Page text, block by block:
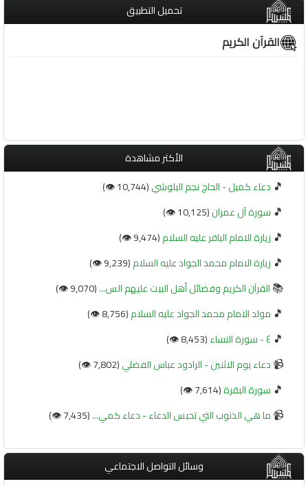
تحميل التطبيق
القرآن الكريم
الأكثر مشاهدة
🎵 دعاء كميل - الحاج نجم البلوشي(10,744 👁️)
🎵 سورة آل عمران(10,125 👁️)
🎵 زيارة الامام الباقر عليه السلام(9,474 👁️)
🎵 زيارة الامام محمد الجواد عليه السلام(9,239 👁️)
📚القرآن الكريم وفضائل أهل البيت عليهم الس...(9,070 👁️)
🎵 مولد الامام محمد الجواد عليه السلام(8,756 👁️)
🎵 ٤ - سورة النساء (8,453 👁️)
📹دعاء يوم الاثنين - الرادود عباس الفضلي(7,802 👁️)
🎵 سورة البقرة(7,614 👁️)
📹ما هي الذنوب التي تحبس الدعاء - دعاء كمي...(7,435 👁️)
وسائل التواصل الاجتماعي